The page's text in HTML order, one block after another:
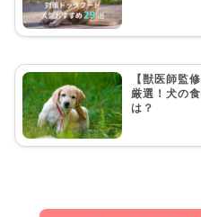
【獣医師監
厳選！犬の
は？